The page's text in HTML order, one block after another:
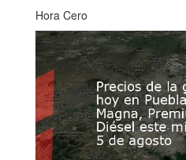
Hora Cero